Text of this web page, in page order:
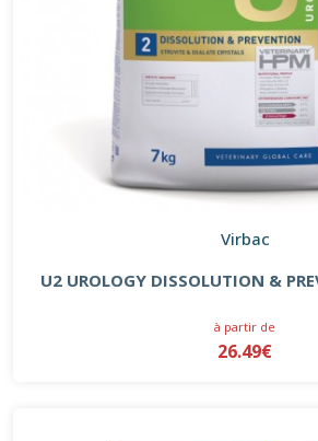
Virbac
U2 UROLOGY DISSOLUTION &
à partir de
26.49€